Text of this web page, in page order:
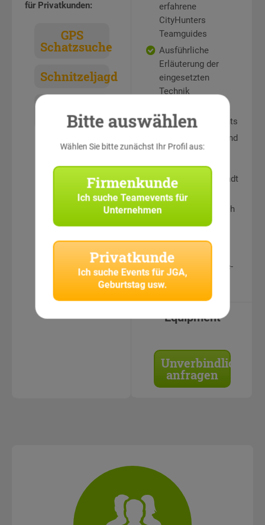
für Privatkunden:
GPS
Schatzsuche
Schnitzeljagd
Game
erfahrene
CityHunters
Teamguides
Ausführliche
Erläuterung der
eingesetzten
Technik
während des Events
Rätselstationen und
Teamaufgaben an
sehenswerten
Punkten in der Stadt
Auswertung und
Siegerehrung durch
Teamguides
Geschützte Online-
Bildergalerie
Equipment
Unverbindlich
anfragen
Bitte auswählen
Wählen Sie bitte zunächst Ihr Profil aus:
Firmenkunde
Ich sucheTeamevents für
Unternehmen
Privatkunde
Ich suche Events für JGA,
Geburtstag usw.